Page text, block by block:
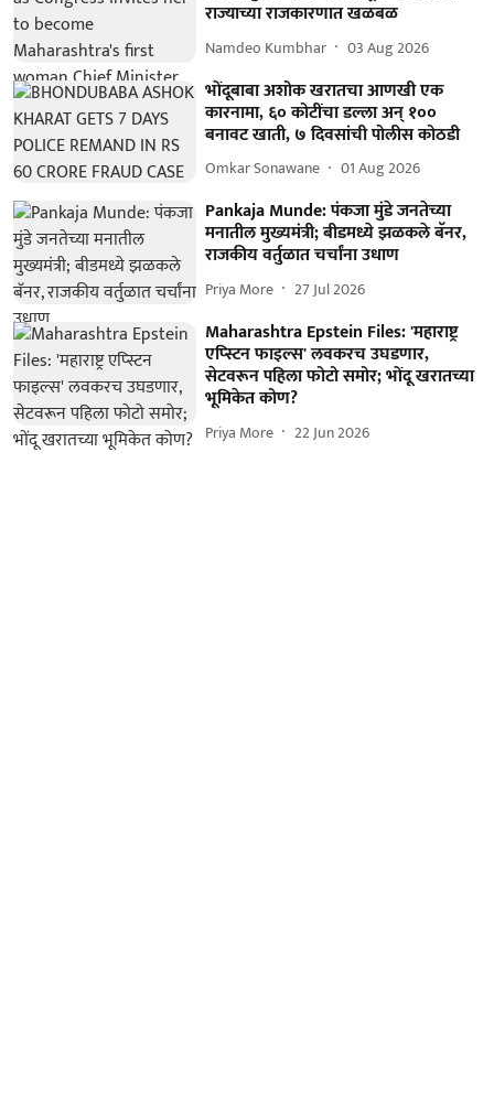
राज्याच्या राजकारणात खळबळ
Namdeo Kumbhar 03 Aug 2026
भोंदूबाबा अशोक खरातचा आणखी एक
कारनामा, ६० कोटींचा डल्ला अन् १००
बनावट खाती, ७ दिवसांची पोलीस कोठडी
Omkar Sonawane 01 Aug 2026
Pankaja Munde: पंकजा मुंडे जनतेच्या
मनातील मुख्यमंत्री; बीडमध्ये झळकले बॅनर,
राजकीय वर्तुळात चर्चांना उधाण
Priya More 27 Jul 2026
Maharashtra Epstein Files: 'महाराष्ट्र
एप्स्टिन फाइल्स' लवकरच उघडणार,
सेटवरून पहिला फोटो समोर; भोंदू खरातच्या
भूमिकेत कोण?
Priya More 22 Jun 2026